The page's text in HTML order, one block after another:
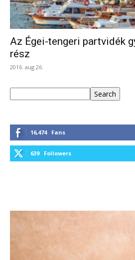
Az Égei-tengeri partvidék
rész
2016. aug 26.
Search
16,474 Fans
639 Followers